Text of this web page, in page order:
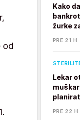
od
Kako
žurke
PRE 21 H
Lekar
PRE 22 H